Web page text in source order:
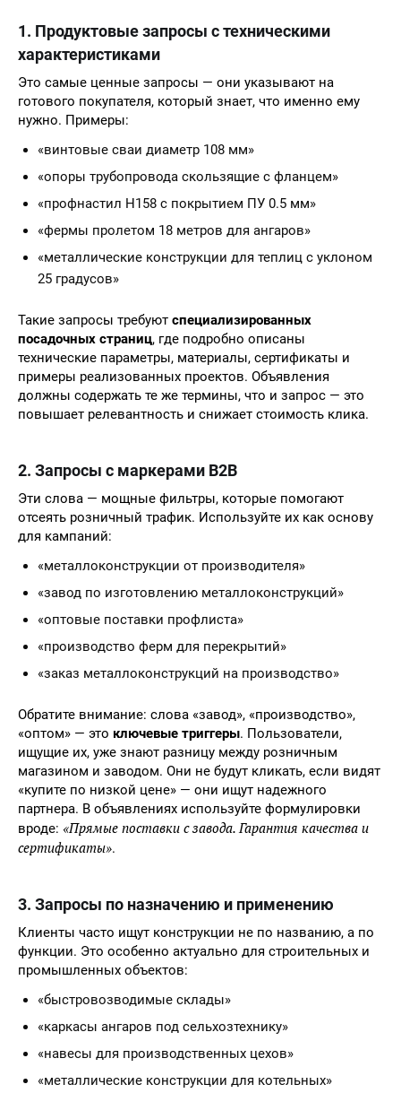
1. Продуктовые запросы с техническими
характеристиками
Это самые ценные запросы — они указывают на
готового покупателя, который знает, что именно ему
нужно. Примеры:
«винтовые сваи диаметр 108 мм»
«опоры трубопровода скользящие с фланцем»
«профнастил Н158 с покрытием ПУ 0.5 мм»
«фермы пролетом 18 метров для ангаров»
«металлические конструкции для теплиц с уклоном
25 градусов»
Такие запросы требуют специализированных
посадочных страниц, где подробно описаны
технические параметры, материалы, сертификаты и
примеры реализованных проектов. Объявления
должны содержать те же термины, что и запрос — это
повышает релевантность и снижает стоимость клика.
2. Запросы с маркерами B2B
Эти слова — мощные фильтры, которые помогают
отсеять розничный трафик. Используйте их как основу
для кампаний:
«металлоконструкции от производителя»
«завод по изготовлению металлоконструкций»
«оптовые поставки профлиста»
«производство ферм для перекрытий»
«заказ металлоконструкций на производство»
Обратите внимание: слова «завод», «производство»,
«оптом» — это ключевые триггеры. Пользователи,
ищущие их, уже знают разницу между розничным
магазином и заводом. Они не будут кликать, если видят
«купите по низкой цене» — они ищут надежного
партнера. В объявлениях используйте формулировки
вроде: «Прямые поставки с завода. Гарантия качества и
сертификаты».
3. Запросы по назначению и применению
Клиенты часто ищут конструкции не по названию, а по
функции. Это особенно актуально для строительных и
промышленных объектов:
«быстровозводимые склады»
«каркасы ангаров под сельхозтехнику»
«навесы для производственных цехов»
«металлические конструкции для котельных»